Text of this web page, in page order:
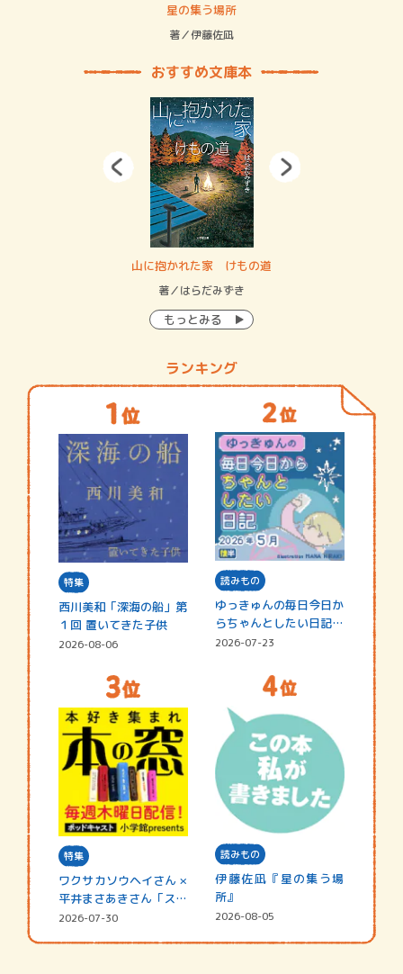
星の集う場所
著／伊藤佐凪
おすすめ文庫本
山に抱かれた家 けもの道
著／はらだみずき
もっとみる
ランキング
特集
西川美和「深海の船」第
１回 置いてきた子供
2026-08-06
読みもの
ゆっきゅんの毎日今日か
らちゃんとしたい日記
☆202…
2026-07-23
特集
ワクサカソウヘイさん ×
平井まさあきさん「スペ
シャ…
2026-07-30
読みもの
伊藤佐凪『星の集う場
所』
2026-08-05